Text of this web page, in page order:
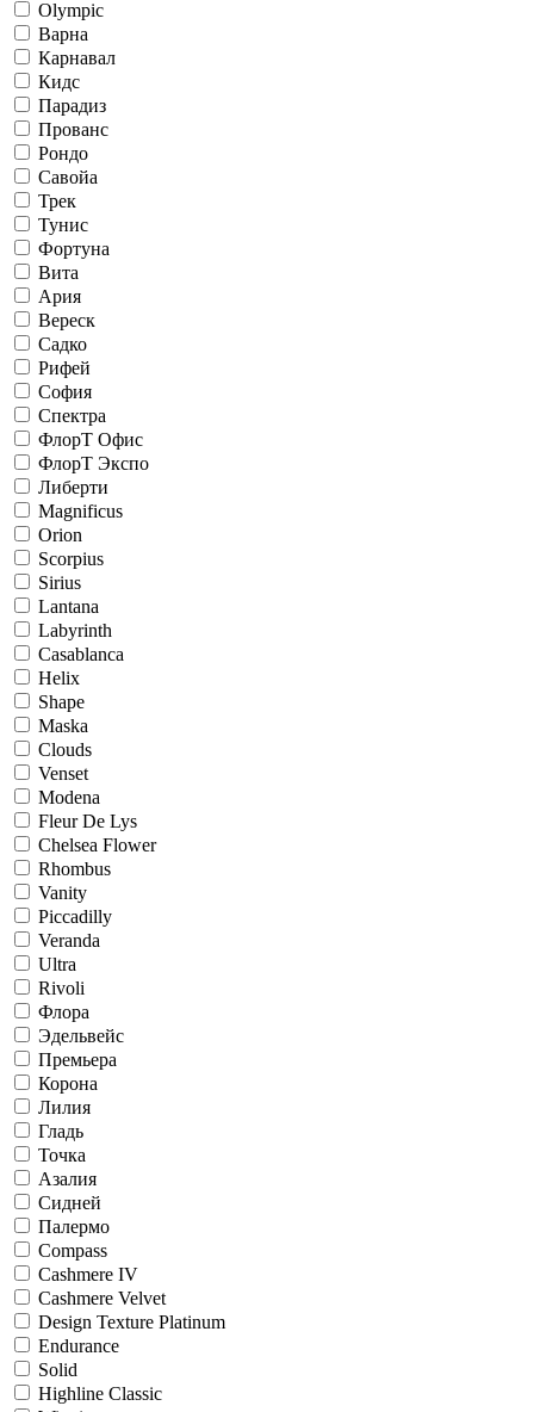
Olympic
Варна
Карнавал
Кидс
Парадиз
Прованс
Рондо
Савойа
Трек
Тунис
Фортуна
Вита
Ария
Вереск
Садко
Рифей
София
Спектра
ФлорТ Офис
ФлорТ Экспо
Либерти
Magnificus
Orion
Scorpius
Sirius
Lantana
Labyrinth
Casablanca
Helix
Shape
Maska
Clouds
Venset
Modena
Fleur De Lys
Chelsea Flower
Rhombus
Vanity
Piccadilly
Veranda
Ultra
Rivoli
Флора
Эдельвейс
Премьера
Корона
Лилия
Гладь
Точка
Азалия
Сидней
Палермо
Compass
Cashmere IV
Cashmere Velvet
Design Texture Platinum
Endurance
Solid
Highline Classic